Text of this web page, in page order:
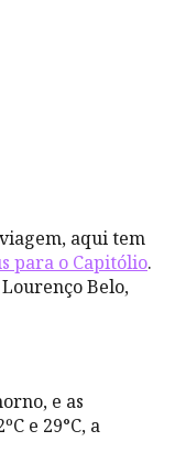
aqui tem
para o Capitólio.
Belo,
e as
e 29°C, a